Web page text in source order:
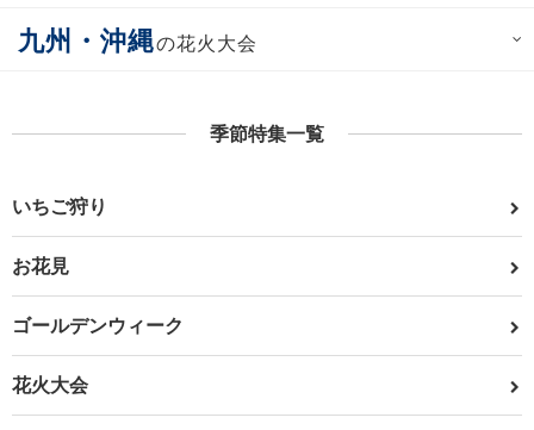
九州・沖縄の花火大会
季節特集一覧
いちご狩り
お花見
ゴールデンウィーク
花火大会